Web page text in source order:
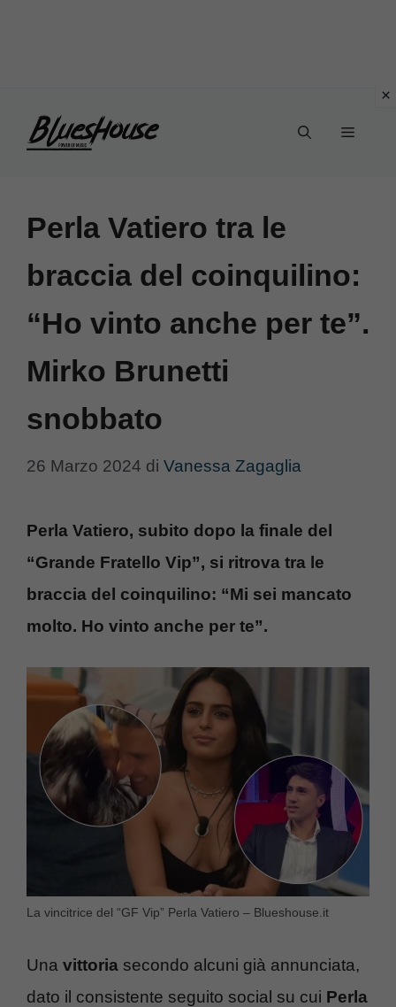
Menu
Perla Vatiero tra le
braccia del coinquilino:
“Ho vinto anche per te”.
Mirko Brunetti
snobbato
26 Marzo 2024 di Vanessa Zagaglia
Perla Vatiero, subito dopo la finale del
“Grande Fratello Vip”, si ritrova tra le
braccia del coinquilino: “Mi sei mancato
molto. Ho vinto anche per te”.
La vincitrice del “GF Vip” Perla Vatiero – Blueshouse.it
Una vittoria secondo alcuni già annunciata,
dato il consistente seguito social su cui Perla